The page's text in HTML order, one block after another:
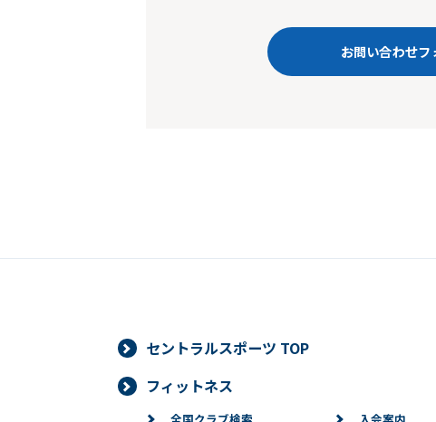
お問い合わせフ
セントラルスポーツ TOP
フィットネス